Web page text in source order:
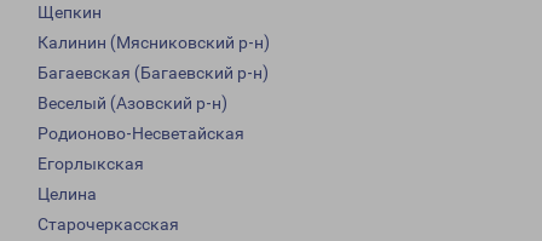
Щепкин
Калинин (Мясниковский р-н)
Багаевская (Багаевский р-н)
Веселый (Азовский р-н)
Родионово-Несветайская
Егорлыкская
Целина
Старочеркасская